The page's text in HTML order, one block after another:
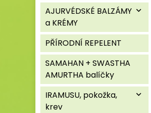
AJURVÉDSKÉ BALZÁMY
a KRÉMY
expand_more
PŘÍRODNÍ REPELENT
SAMAHAN + SWASTHA
AMURTHA balíčky
IRAMUSU, pokožka,
krev
expand_more